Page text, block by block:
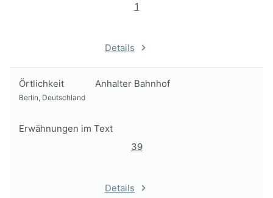
1
Details
Örtlichkeit Anhalter Bahnhof
Berlin, Deutschland
Erwähnungen im Text
39
Details